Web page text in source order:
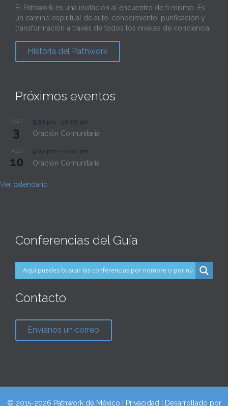
El Pathwork es una invitación al encuentro de ti mismo. Es
un camino espiritual de auto-conocimiento, purificación y
transformación a través de todos los niveles de conciencia.
Historia del Pathwork
Próximos eventos
AGO
3
9:00 pm - 10:00 pm
Oración Comunitaria
AGO
10
9:00 pm - 10:00 pm
Oración Comunitaria
Ver calendario
Conferencias del Guía
Contacto
Envíanos un correo
© 2015-2026 Pathwork de México | Privacidad | Desarrollado por